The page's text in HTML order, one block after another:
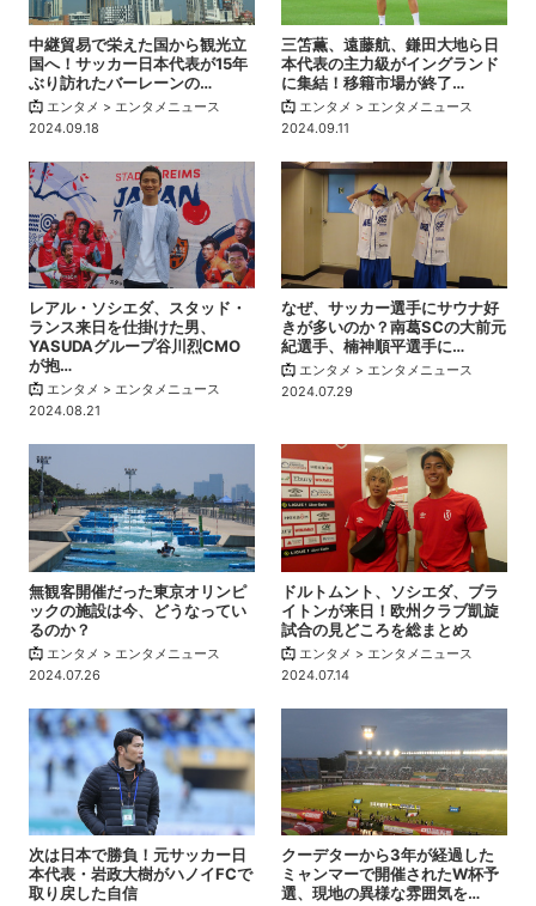
中継貿易で栄えた国から観光立
国へ！サッカー日本代表が15年
ぶり訪れたバーレーンの…
エンタメ > エンタメニュース
2024.09.18
三笘薫、遠藤航、鎌田大地ら日
本代表の主力級がイングランド
に集結！移籍市場が終了…
エンタメ > エンタメニュース
2024.09.11
レアル・ソシエダ、スタッド・
ランス来日を仕掛けた男、
YASUDAグループ谷川烈CMO
が抱…
エンタメ > エンタメニュース
2024.08.21
なぜ、サッカー選手にサウナ好
きが多いのか？南葛SCの大前元
紀選手、楠神順平選手に…
エンタメ > エンタメニュース
2024.07.29
無観客開催だった東京オリンピ
ックの施設は今、どうなってい
るのか？
エンタメ > エンタメニュース
2024.07.26
ドルトムント、ソシエダ、ブラ
イトンが来日！欧州クラブ凱旋
試合の見どころを総まとめ
エンタメ > エンタメニュース
2024.07.14
次は日本で勝負！元サッカー日
本代表・岩政大樹がハノイFCで
取り戻した自信
クーデターから3年が経過した
ミャンマーで開催されたW杯予
選、現地の異様な雰囲気を…